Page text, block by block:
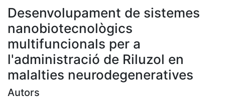
Desenvolupament de sistemes
nanobiotecnològics
multifuncionals per a
l'administració de Riluzol en
malalties neurodegeneratives
Autors